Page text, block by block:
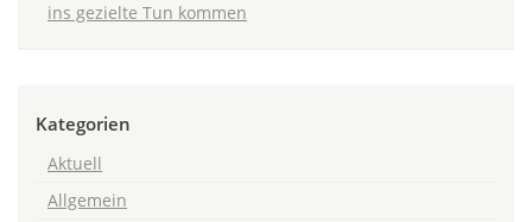
ins gezielte Tun kommen
Kategorien
Aktuell
Allgemein